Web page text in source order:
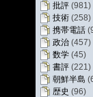
批評 (981)
技術 (258)
携帯電話
政治 (457)
数学 (45)
書評 (221)
朝鮮半島
歴史 (96)